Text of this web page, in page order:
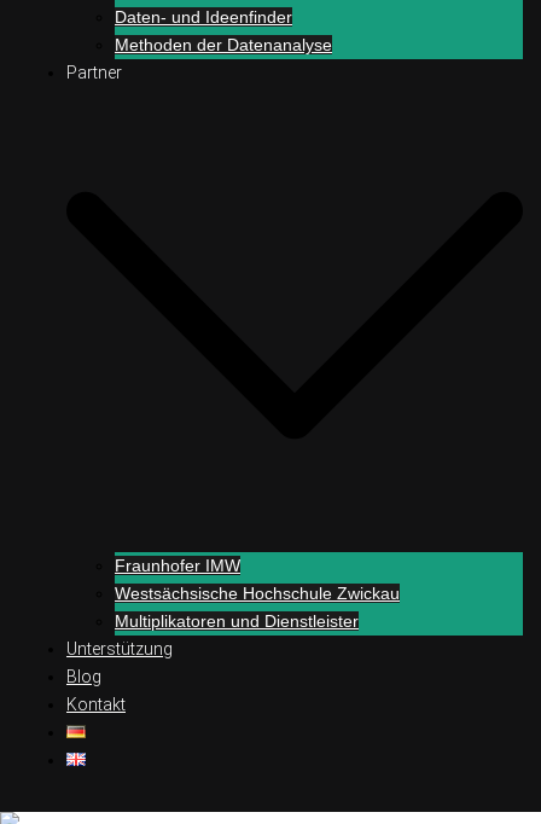
Daten- und Ideenfinder
Methoden der Datenanalyse
Partner
Fraunhofer IMW
Westsächsische Hochschule Zwickau
Multiplikatoren und Dienstleister
Unterstützung
Blog
Kontakt